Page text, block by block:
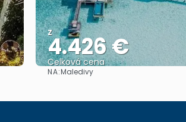
Z
4.426 €
Celková cena
NA:Maledivy